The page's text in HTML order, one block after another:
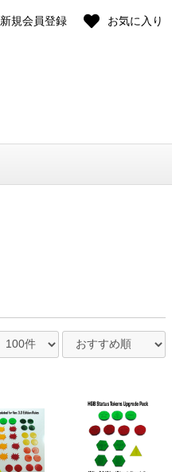
新規会員登録 お気に入り